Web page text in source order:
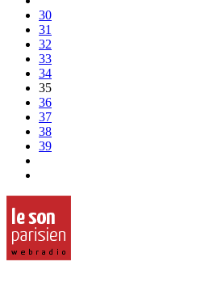
30
31
32
33
34
35
36
37
38
39